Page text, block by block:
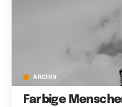
ARCHIV
Farbige